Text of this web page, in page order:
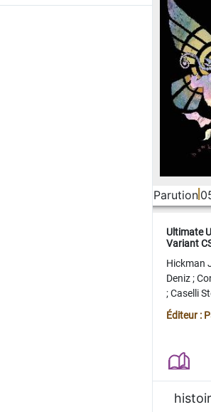
Parution
Ultimate
Variant
Hickman
Deniz;
;Caselli
Juan
Éditeur :